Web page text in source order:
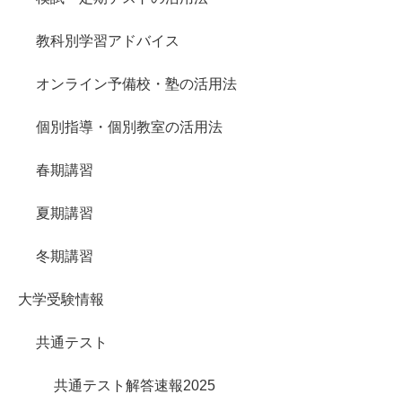
教科別学習アドバイス
オンライン予備校・塾の活用法
個別指導・個別教室の活用法
春期講習
夏期講習
冬期講習
大学受験情報
共通テスト
共通テスト解答速報2025